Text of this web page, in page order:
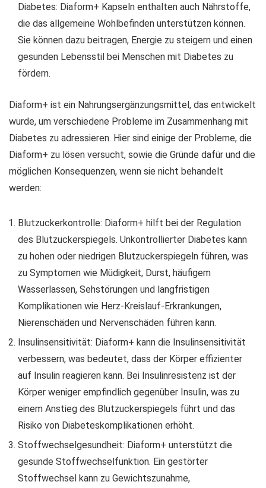
Diabetes: Diaform+ Kapseln enthalten auch Nährstoffe,
die das allgemeine Wohlbefinden unterstützen können.
Sie können dazu beitragen, Energie zu steigern und einen
gesunden Lebensstil bei Menschen mit Diabetes zu
fördern.
Diaform+ ist ein Nahrungsergänzungsmittel, das entwickelt
wurde, um verschiedene Probleme im Zusammenhang mit
Diabetes zu adressieren. Hier sind einige der Probleme, die
Diaform+ zu lösen versucht, sowie die Gründe dafür und die
möglichen Konsequenzen, wenn sie nicht behandelt
werden:
Blutzuckerkontrolle: Diaform+ hilft bei der Regulation
des Blutzuckerspiegels. Unkontrollierter Diabetes kann
zu hohen oder niedrigen Blutzuckerspiegeln führen, was
zu Symptomen wie Müdigkeit, Durst, häufigem
Wasserlassen, Sehstörungen und langfristigen
Komplikationen wie Herz-Kreislauf-Erkrankungen,
Nierenschäden und Nervenschäden führen kann.
Insulinsensitivität: Diaform+ kann die Insulinsensitivität
verbessern, was bedeutet, dass der Körper effizienter
auf Insulin reagieren kann. Bei Insulinresistenz ist der
Körper weniger empfindlich gegenüber Insulin, was zu
einem Anstieg des Blutzuckerspiegels führt und das
Risiko von Diabeteskomplikationen erhöht.
Stoffwechselgesundheit: Diaform+ unterstützt die
gesunde Stoffwechselfunktion. Ein gestörter
Stoffwechsel kann zu Gewichtszunahme,